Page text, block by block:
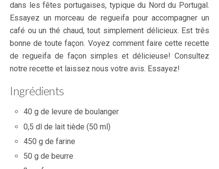
dans les fêtes portugaises, typique du Nord du Portugal.
Essayez un morceau de regueifa pour accompagner un
café ou un thé chaud, tout simplement délicieux. Est três
bonne de toute façon. Voyez comment faire cette recette
de regueifa de façon simples et délicieuse! Consultez
notre recette et laissez nous votre avis. Essayez!
Ingrédients
40 g de levure de boulanger
0,5 dl de lait tiède (50 ml)
450 g de farine
50 g de beurre